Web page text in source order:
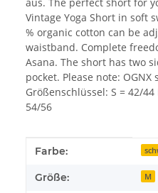
Vintage Yoga Short in soft
% organic cotton can be
waistband. Complete
Asana. The short has two
pocket. Please note: OGNX
Größenschlüssel: S = 42/44
54/56
Produkteigenschaft
Wert
Farbe:
Größe: M